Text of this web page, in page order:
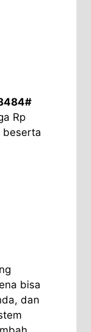
Rp
beserta
bisa
dan